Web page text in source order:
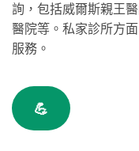
詢，包括威爾斯親王
醫院等。私家診所方
服務。
💪